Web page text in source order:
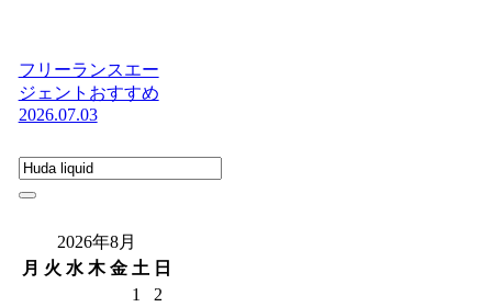
フリーランスエー
ジェントおすすめ
2026.07.03
2026年8月
月 火 水 木 金 土 日
1
2